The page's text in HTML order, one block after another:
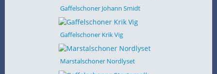
Gaffelschoner Johann Smidt
Gaffelschoner Krik Vig
Marstalschoner Nordlyset